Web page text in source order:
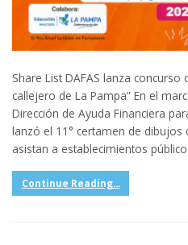
Share List DAFAS lanza
callejero de La Pampa” En el
Dirección de Ayuda Financiera
lanzó el 11° certamen de
asistan a establecimientos
Continue Reading...